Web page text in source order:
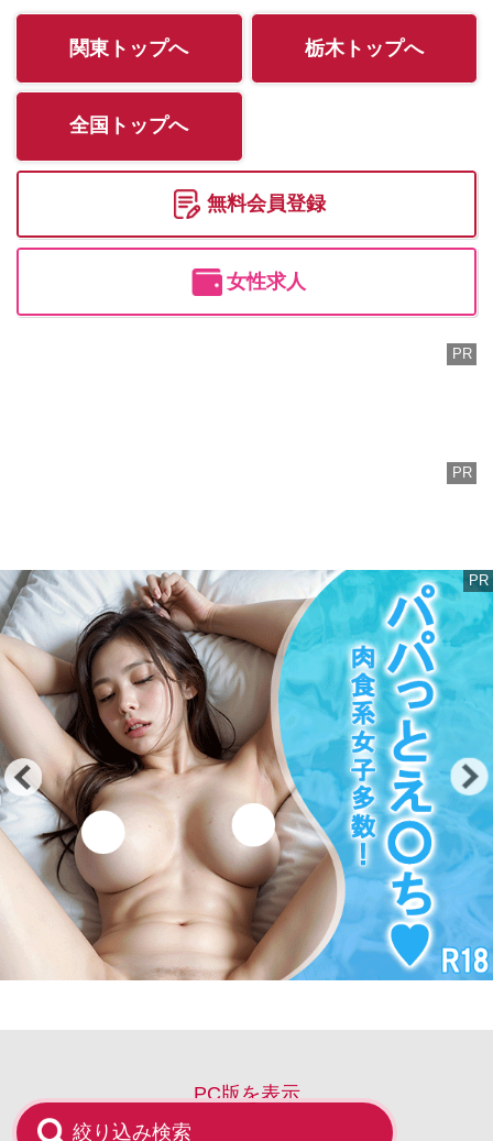
関東トップへ 栃木トップへ
全国トップへ
無料会員登録
女性求人
絞り込み検索
PC版を表示